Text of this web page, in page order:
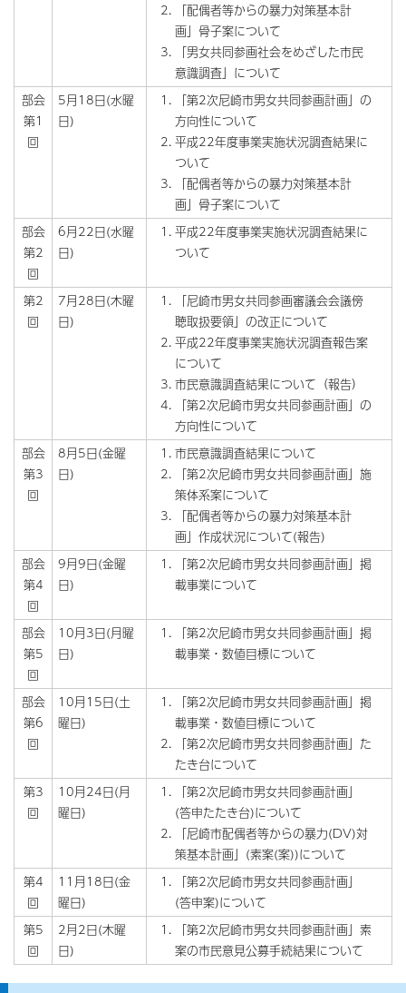
「配偶者等からの暴力対策基本計
画」骨子案について
「男女共同参画社会をめざした市民
意識調査」について
部会
第1
回
5月18日(水曜
日)
「第2次尼崎市男女共同参画計画」の
方向性について
平成22年度事業実施状況調査結果に
ついて
「配偶者等からの暴力対策基本計
画」骨子案について
部会
第2
回
6月22日(水曜
日)
平成22年度事業実施状況調査結果に
ついて
第2
回
7月28日(木曜
日)
「尼崎市男女共同参画審議会会議傍
聴取扱要領」の改正について
平成22年度事業実施状況調査報告案
について
市民意識調査結果について（報告）
「第2次尼崎市男女共同参画計画」の
方向性について
部会
第3
回
8月5日(金曜
日)
市民意識調査結果について
「第2次尼崎市男女共同参画計画」施
策体系案について
「配偶者等からの暴力対策基本計
画」作成状況について(報告)
部会
第4
回
9月9日(金曜
日)
「第2次尼崎市男女共同参画計画」掲
載事業について
部会
第5
回
10月3日(月曜
日)
「第2次尼崎市男女共同参画計画」掲
載事業・数値目標について
部会
第6
回
10月15日(土
曜日)
「第2次尼崎市男女共同参画計画」掲
載事業・数値目標について
「第2次尼崎市男女共同参画計画」た
たき台について
第3
回
10月24日(月
曜日)
「第2次尼崎市男女共同参画計画」
(答申たたき台)について
「尼崎市配偶者等からの暴力(DV)対
策基本計画」(素案(案))について
第4
回
11月18日(金
曜日)
「第2次尼崎市男女共同参画計画」
(答申案)について
第5
回
2月2日(木曜
日)
「第2次尼崎市男女共同参画計画」素
案の市民意見公募手続結果について